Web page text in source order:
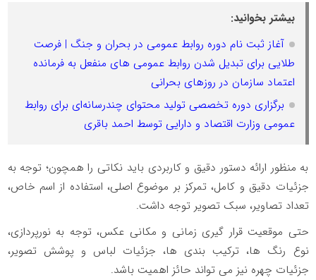
بیشتر بخوانید:
آغاز ثبت نام دوره روابط عمومی در بحران و جنگ | فرصت
طلایی برای تبدیل شدن روابط عمومی های منفعل به فرمانده
اعتماد سازمان در روزهای بحرانی
برگزاری دوره تخصصی تولید محتوای چندرسانه‌ای برای روابط
عمومی وزارت اقتصاد و دارایی توسط احمد باقری
به منظور ارائه دستور دقیق و کاربردی باید نکاتی را همچون؛ توجه به
جزئیات دقیق و کامل، تمرکز بر موضوع اصلی، استفاده از اسم خاص،
تعداد تصاویر، سبک تصویر توجه داشت.
حتی موقعیت قرار گیری زمانی و مکانی عکس، توجه به نورپردازی،
نوع رنگ ها، ترکیب بندی ها، جزئیات لباس و پوشش تصویر،
جزئیات چهره نیز می تواند حائز اهمیت باشد.